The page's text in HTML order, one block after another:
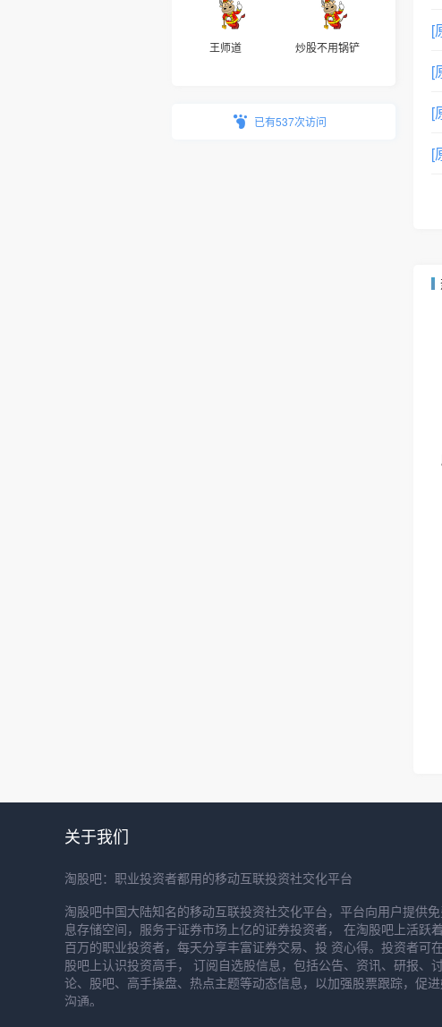
王师道 炒股不用锅铲
已有537次访问
[
[
[
[
关于我们
淘股吧：职业投资者都用的移动互联投资社交化平台
淘股吧中国大陆知名的移动互联投资社交化平台，平台向用户提供
息存储空间，服务于证券市场上亿的证券投资者， 在淘股吧上活跃
百万的职业投资者，每天分享丰富证券交易、投 资心得。投资者可
股吧上认识投资高手， 订阅自选股信息，包括公告、资讯、研报、
论、股吧、高手操盘、热点主题等动态信息，以加强股票跟踪，促进
沟通。